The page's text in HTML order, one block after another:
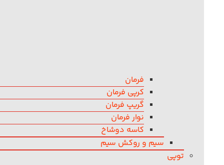
فرمان
کرپی فرمان
گریپ فرمان
نوار فرمان
کاسه دوشاخ
سیم و روکش سیم
توپی